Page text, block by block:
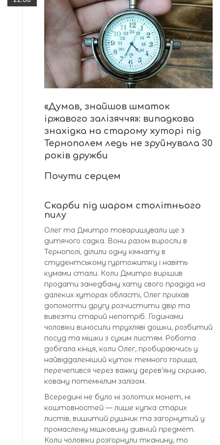
«Думав, знайшов шматок
іржавого залізяччя»: випадкова
знахідка на старому хуторі під
Тернополем ледь не зруйнувала 30
років дружби
Почути серцем
Скарби під шаром столітнього
пилу
Олег та Дмитро товаришували ще з
дитячого садка. Вони разом виросли в
Тернополі, ділили одну кімнату в
студентському гуртожитку і навіть
кумами стали. Коли Дмитро вирішив
продати занедбану хату свого прадіда на
далеких хуторах області, Олег приїхав
допомогти другу розчистити двір та
вивезти старий непотріб. Годинами
чоловіки виносили трухляві дошки, розбитий
посуд та мішки з сухим листям. Робота
добігала кінця, коли Олег, пробираючись у
найвіддаленіший куток темного горища,
перечепився через важку дерев’яну скриню,
ковану потемнілим залізом.
Всередині не було ні золотих монет, ні
коштовностей — лише купка старих
листів, вишитий рушник та загорнутий у
промаслену мішковину дивний предмет.
Коли чоловіки розгорнули тканину, то